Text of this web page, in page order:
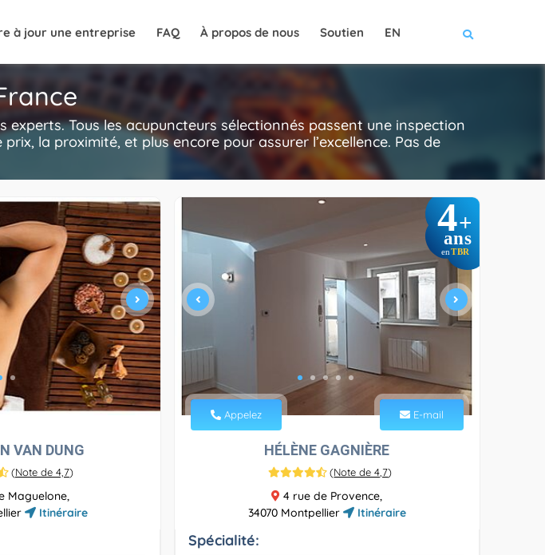
à jour une entreprise FAQ À propos de nous Soutien EN
Tous les acupuncteurs sélectionnés passent une inspection
la proximité, et plus encore pour assurer l’excellence. Pas de
VAN DUNG
(Note de 4,7)
Maguelone,
Itinéraire
4+
ans
enTBR
Appelez E-mail
HÉLÈNE GAGNIÈRE
(Note de 4,7)
4 rue de Provence,
34070 Montpellier
Itinéraire
Spécialité: